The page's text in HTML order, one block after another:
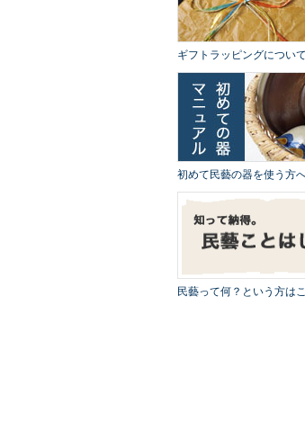
ギフトラッピングについて
初めて民藝の器を使う方へ
民藝って何？という方は